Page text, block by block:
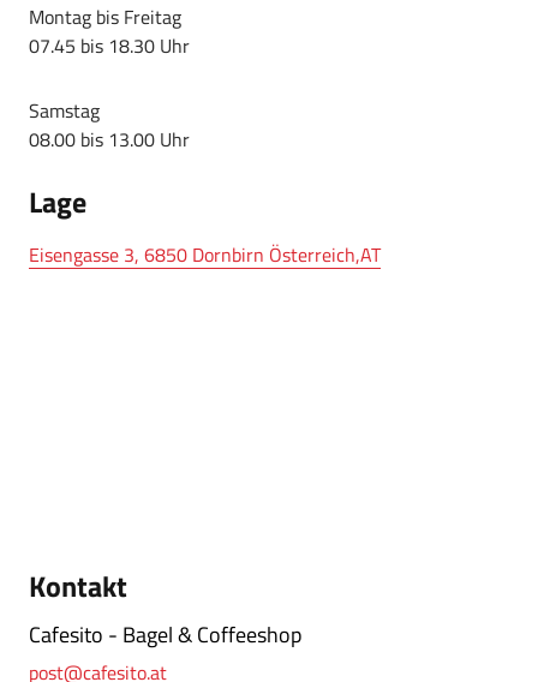
Montag bis Freitag
07.45 bis 18.30 Uhr
Samstag
08.00 bis 13.00 Uhr
Lage
Eisengasse 3, 6850 Dornbirn Österreich,AT
Kontakt
Cafesito - Bagel & Coffeeshop
post@cafesito.at